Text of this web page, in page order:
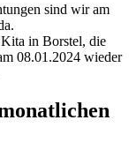
sind wir am
in Borstel, die
08.01.2024 wieder